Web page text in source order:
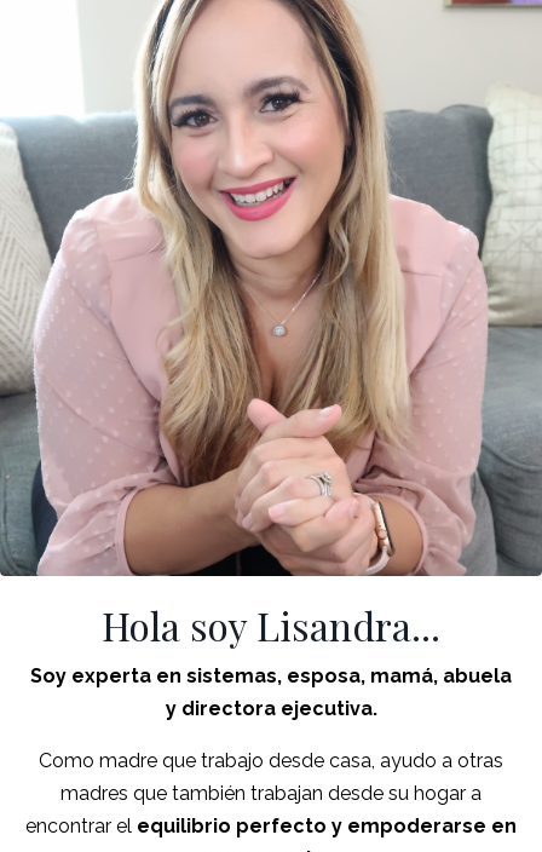
Hola soy Lisandra...
Soy experta en sistemas, esposa, mamá, abuela
y directora ejecutiva.
Como madre que trabajo desde casa, ayudo a otras
madres que también trabajan desde su hogar a
encontrar el equilibrio perfecto y empoderarse en